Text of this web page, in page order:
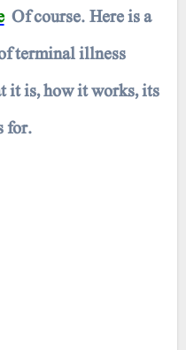
Of course. Here is a
terminal illness
it is, how it works, its
for.